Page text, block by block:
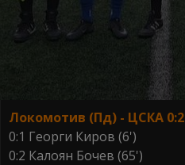
Локомотив (Пд) - ЦСКА 0:2
0:1 Георги Киров (6')
0:2 Калоян Бочев (65')